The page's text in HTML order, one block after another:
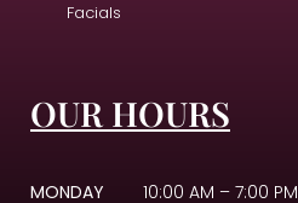
Facials
OUR HOURS
MONDAY 10:00 AM – 7:00 PM